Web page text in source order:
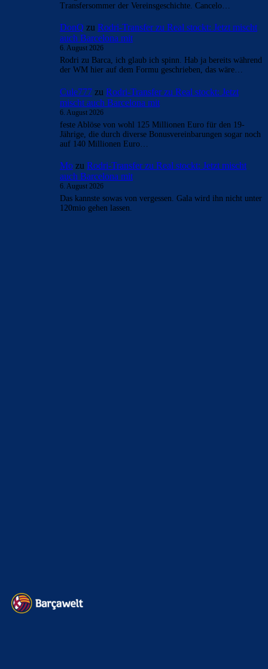
Transfersommer der Vereinsgeschichte. Cancelo…
DonQ zu Rodri-Transfer zu Real stockt: Jetzt mischt
auch Barcelona mit
6. August 2026
Rodri zu Barca, ich glaub ich spinn. Hab ja bereits während
der WM hier auf dem Formu geschrieben, das wäre…
Cule777 zu Rodri-Transfer zu Real stockt: Jetzt
mischt auch Barcelona mit
6. August 2026
feste Ablöse von wohl 125 Millionen Euro für den 19-
Jährige, die durch diverse Bonusvereinbarungen sogar noch
auf 140 Millionen Euro…
Mo zu Rodri-Transfer zu Real stockt: Jetzt mischt
auch Barcelona mit
6. August 2026
Das kannste sowas von vergessen. Gala wird ihn nicht unter
120mio gehen lassen.